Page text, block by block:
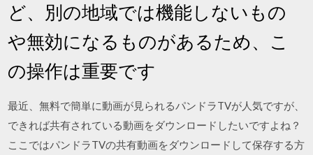
ど、別の地域では機能しないもの
や無効になるものがあるため、こ
の操作は重要です
最近、無料で簡単に動画が見られるパンドラTVが人気ですが、
できれば共有されている動画をダウンロードしたいですよね？
ここではパンドラTVの共有動画をダウンロードして保存する方